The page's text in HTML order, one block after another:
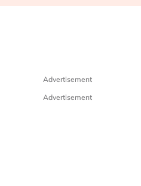
Advertisement
Advertisement